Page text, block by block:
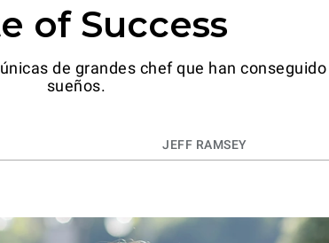
of Success
de grandes chef que han
sueños.
JEFF RAMSEY